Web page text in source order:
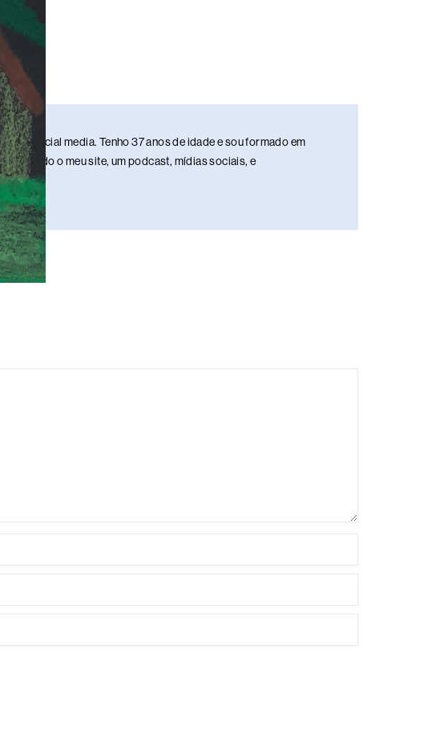
e social media. Tenho 37 anos de idade e sou formado em
o meu site, um podcast, mídias sociais, e